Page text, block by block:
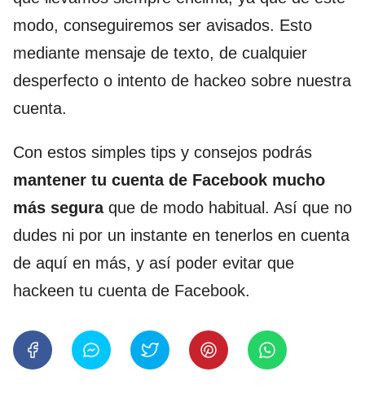
modo, conseguiremos ser avisados. Esto
mediante mensaje de texto, de cualquier
desperfecto o intento de hackeo sobre nuestra
cuenta.
Con estos simples tips y consejos podrás
mantener tu cuenta de Facebook mucho
más seguraque de modo habitual. Así que no
dudes ni por un instante en tenerlos en cuenta
de aquí en más, y así poder evitar que
hackeen tu cuenta de Facebook.